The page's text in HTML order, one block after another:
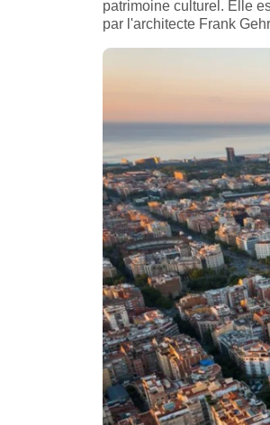
patrimoine culturel. Elle
par l'architecte Frank